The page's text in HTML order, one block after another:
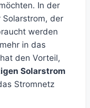
In der
der
werden
in das
den Vorteil,
Solarstrom
Stromnetz